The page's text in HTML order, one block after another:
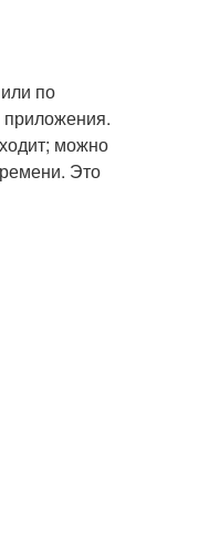
по
приложения.
можно
Это